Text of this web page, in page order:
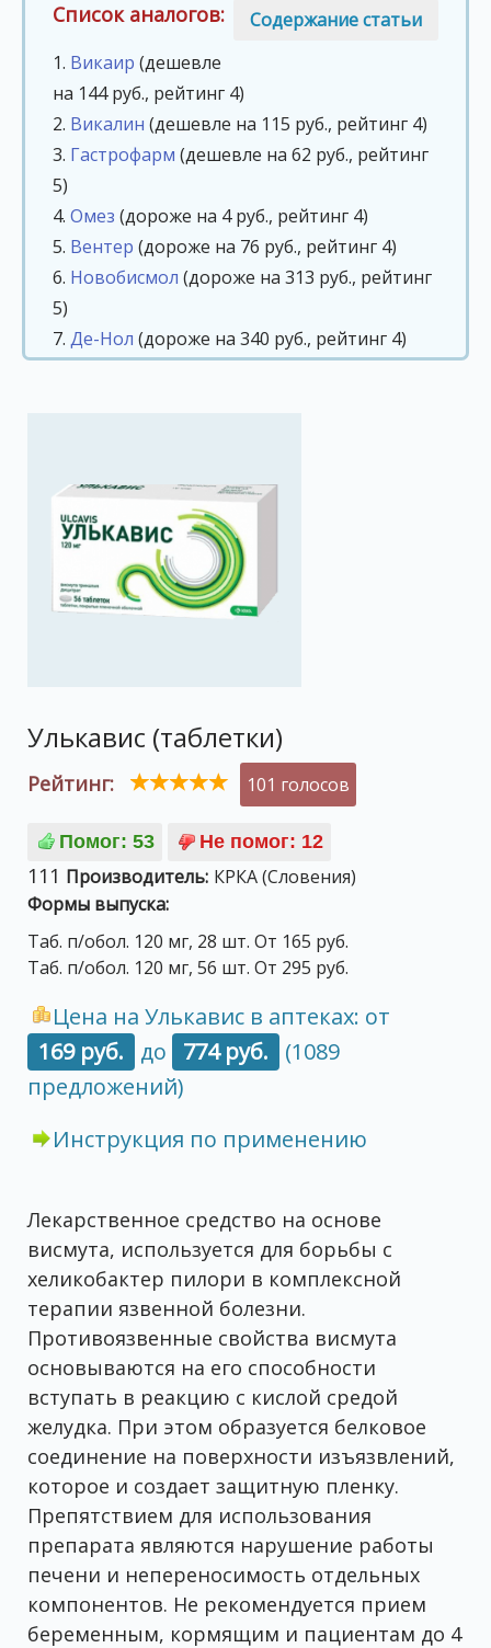
Содержание статьи
Список аналогов:
1. Викаир (дешевле
на 144 руб., рейтинг 4)
2. Викалин (дешевле на 115 руб., рейтинг 4)
3. Гастрофарм (дешевле на 62 руб., рейтинг
5)
4. Омез (дороже на 4 руб., рейтинг 4)
5. Вентер (дороже на 76 руб., рейтинг 4)
6. Новобисмол (дороже на 313 руб., рейтинг
5)
7. Де-Нол (дороже на 340 руб., рейтинг 4)
Улькавис (таблетки)
Рейтинг: 101 голосов
111 Производитель: КРКА (Словения)
Формы выпуска:
Таб. п/обол. 120 мг, 28 шт. От 165 руб.
Таб. п/обол. 120 мг, 56 шт. От 295 руб.
Цена на Улькавис в аптеках: от
169 руб.
до 774 руб.
(1089
предложений)
Инструкция по применению
Лекарственное средство на основе
висмута, используется для борьбы с
хеликобактер пилори в комплексной
терапии язвенной болезни.
Противоязвенные свойства висмута
основываются на его способности
вступать в реакцию с кислой средой
желудка. При этом образуется белковое
соединение на поверхности изъязвлений,
которое и создает защитную пленку.
Препятствием для использования
препарата являются нарушение работы
печени и непереносимость отдельных
компонентов. Не рекомендуется прием
беременным, кормящим и пациентам до 4